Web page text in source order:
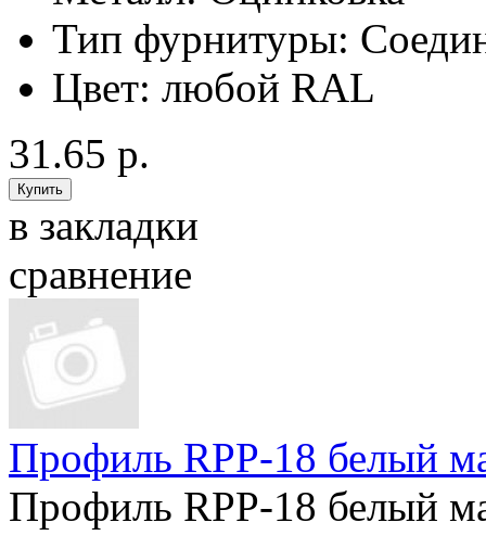
Тип фурнитуры:
Цвет: любой RAL
31.65 р.
в закладки
сравнение
Профиль RPP-18 белый
Профиль RPP-18 белый